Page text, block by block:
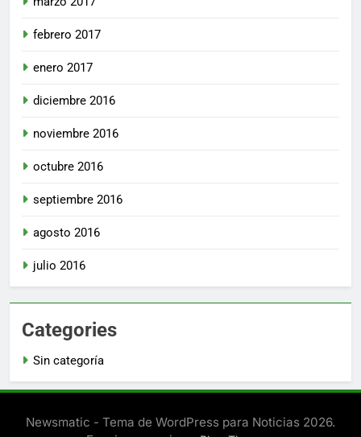
febrero 2017
enero 2017
diciembre 2016
noviembre 2016
octubre 2016
septiembre 2016
agosto 2016
julio 2016
Categories
Sin categoría
Newsmatic - Tema de WordPress para Noticias 2026.